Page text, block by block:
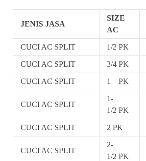
JENIS JASA
SIZE
AC
CUCI AC SPLIT 1/2 PK
CUCI AC SPLIT 3/4 PK
CUCI AC SPLIT 1 PK
CUCI AC SPLIT
1-
1/2 PK
CUCI AC SPLIT 2 PK
CUCI AC SPLIT
2-
1/2 PK